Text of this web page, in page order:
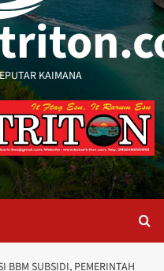
KAIMANA
BBM SUBSIDI, PEMERINTAH